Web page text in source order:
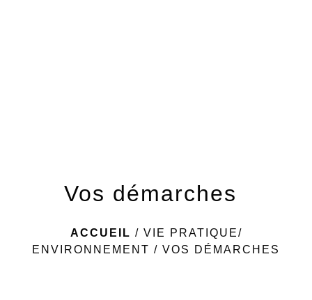
Vos démarches
ACCUEIL / VIE PRATIQUE/
ENVIRONNEMENT / VOS DÉMARCHES